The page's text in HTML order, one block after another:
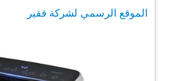
الموقع الرسمي لشركة فقير